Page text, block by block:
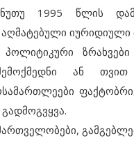
ნუთუ 1995 წლის
იურიდიული
ზრახვები
ან
2002